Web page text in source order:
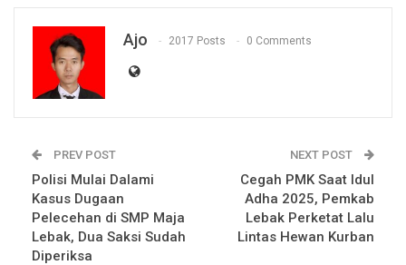
Ajo 2017 Posts 0 Comments
PREV POST
Polisi Mulai Dalami
Kasus Dugaan
Pelecehan di SMP Maja
Lebak, Dua Saksi Sudah
Diperiksa
NEXT POST
Cegah PMK Saat Idul
Adha 2025, Pemkab
Lebak Perketat Lalu
Lintas Hewan Kurban